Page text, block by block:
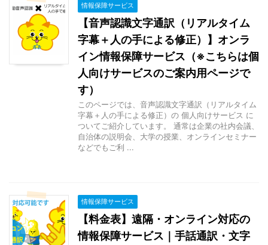
情報保障サービス
【音声認識文字通訳（リアルタイム
字幕＋人の手による修正）】オンラ
イン情報保障サービス（※こちらは個
人向けサービスのご案内用ページで
す）
このページでは、音声認識文字通訳（リアルタイム
字幕＋人の手による修正）の 個人向けサービス に
ついてご紹介しています。 通常は企業の社内会議、
自治体の説明会、大学の授業、オンラインセミナー
などでもご利 ...
情報保障サービス
【料金表】遠隔・オンライン対応の
情報保障サービス｜手話通訳・文字